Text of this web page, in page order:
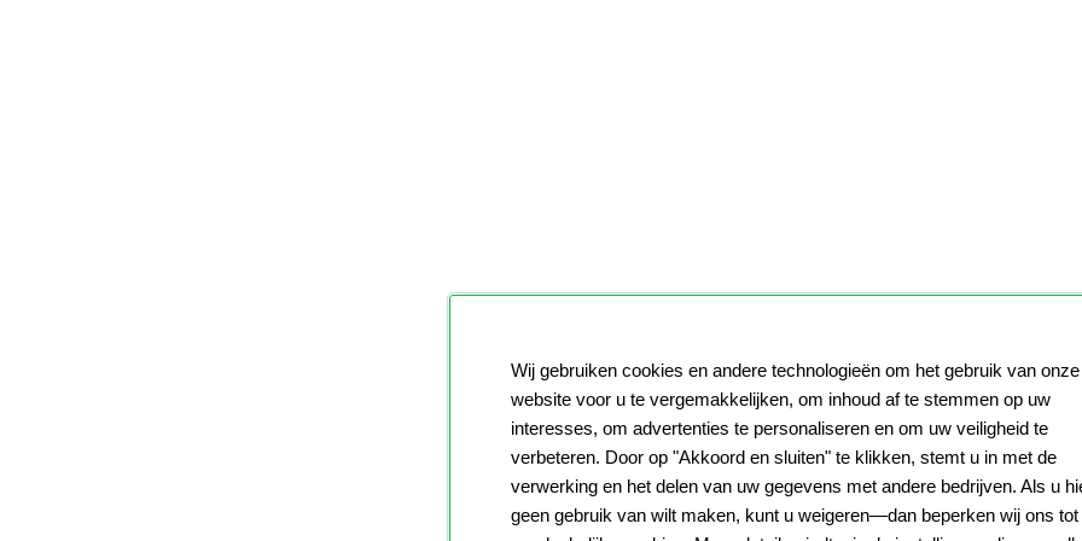
Wij gebruiken cookies en andere technologieën om het gebruik van onze
website voor u te vergemakkelijken, om inhoud af te stemmen op uw
interesses, om advertenties te personaliseren en om uw veiligheid te
verbeteren. Door op "Akkoord en sluiten" te klikken, stemt u in met de
verwerking en het delen van uw gegevens met andere bedrijven. Als u
geen gebruik van wilt maken, kunt u weigeren—dan beperken wij ons tot